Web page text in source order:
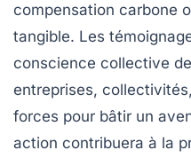
compensation carbone
tangible. Les
conscience collective
entreprises,
forces pour bâtir un
action contribuera à la